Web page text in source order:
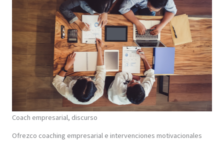
Coach empresarial, discurso
Ofrezco coaching empresarial e intervenciones motivacionales